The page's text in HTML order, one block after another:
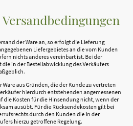
der Ware an, so erfolgt die Lieferung
Liefergebietes an die vom Kunden
nichts anderes vereinbart ist. Bei der
in der Bestellabwicklung des Verkäufers
aus Gründen, die der Kunde zu vertreten
hierdurch entstehenden angemessenen
die Kosten für die Hinsendung nicht, wenn der
ausübt. Für die Rücksendekosten gilt bei
durch den Kunden die in der
hierzu getroffene Regelung.